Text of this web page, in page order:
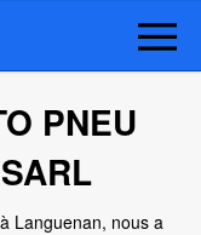
PNEU
Languenan, nous a